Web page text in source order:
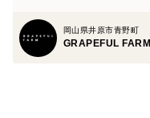
岡山県井原市青野町
GRAPEFUL FARM